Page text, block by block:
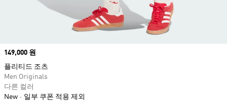
Price
149,000 원
플리티드 조츠
Men Originals
다른 컬러
New
일부 쿠폰 적용 제외